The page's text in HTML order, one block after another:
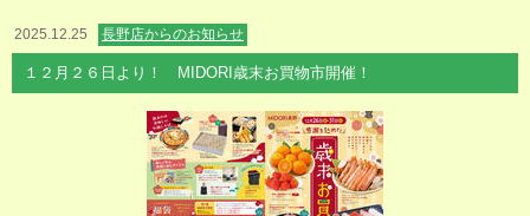
2025.12.25 長野店からのお知らせ
１２月２６日より！ MIDORI歳末お買物市開催！